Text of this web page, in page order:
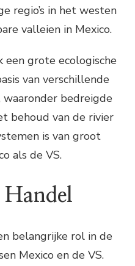
regio’s in het westen
valleien in Mexico.
een grote ecologische
van verschillende
bedreigde
behoud van de rivier
is van groot
als de VS.
Handel
belangrijke rol in de
Mexico en de VS.